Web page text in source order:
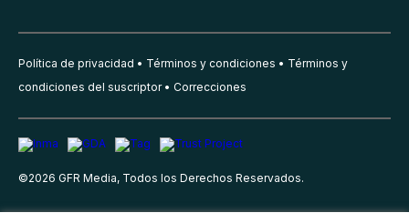
Política de privacidad Términos y condiciones
Términos y
condiciones del suscriptor
Correcciones
©2026 GFR Media, Todos los Derechos Reservados.